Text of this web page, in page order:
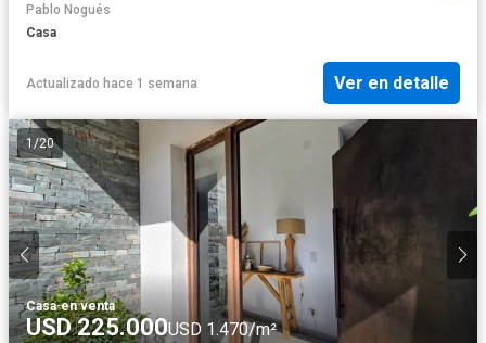
Pablo Nogués
Casa
Actualizado hace 1 semana Ver en detalle
1/20
Casa·en venta
USD 225.000USD 1.470/m²